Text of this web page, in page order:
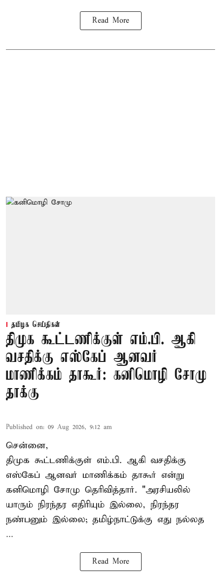
Read More
தமிழக செய்திகள்
திமுக கூட்டணிக்குள் எம்.பி. ஆகி
வசதிக்கு எஸ்கேப் ஆனவர்
மாணிக்கம் தாகூர்: கனிமொழி சோமு
தாக்கு
Published on: 09 Aug 2026, 9:12 am
சென்னை,
திமுக கூட்டணிக்குள் எம்.பி. ஆகி வசதிக்கு
எஸ்கேப் ஆனவர் மாணிக்கம் தாகூர் என்று
கனிமொழி சோமு தெரிவித்தார். "அரசியலில்
யாரும் நிரந்தர எதிரியும் இல்லை, நிரந்தர
நண்பனும் இல்லை; தமிழ்நாட்டுக்கு எது நல்லத
...
Read More